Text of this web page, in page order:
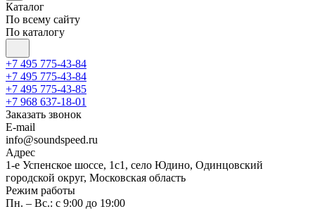
Каталог
По всему сайту
По каталогу
+7 495 775-43-84
+7 495 775-43-84
+7 495 775-43-85
+7 968 637-18-01
Заказать звонок
E-mail
info@soundspeed.ru
Адрес
1-е Успенское шоссе, 1с1, село Юдино, Одинцовский
городской округ, Московская область
Режим работы
Пн. – Вс.: с 9:00 до 19:00